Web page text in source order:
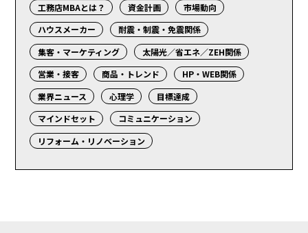
工務店MBAとは？
資金計画
市場動向
ハウスメーカー
耐震・制震・免震関係
集客・マーケティング
太陽光／省エネ／ZEH関係
営業・接客
商品・トレンド
HP・WEB関係
業界ニュース
心理学
目標達成
マインドセット
コミュニケーション
リフォーム・リノベーション